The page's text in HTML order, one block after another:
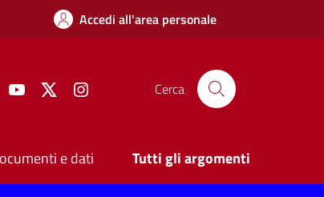
Accedi all'area personale
FacebookYouTube Twitter Cerca
e dati Tutti gli argomenti